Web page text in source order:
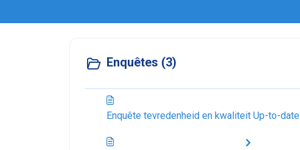
Enquêtes (3)
Enquête tevredenheid en kwaliteit Up-to-date